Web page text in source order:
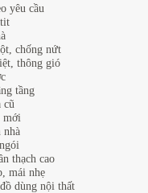
yêu cầu
chống nứt
thông gió
tầng
cũ
mới
nhà
thạch cao
mái nhẹ
dùng nội thất